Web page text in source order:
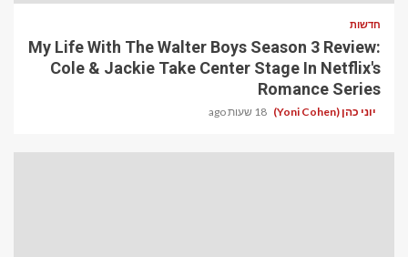
חדשות
My Life With The Walter Boys Season 3 Review:
Cole & Jackie Take Center Stage In Netflix's
Romance Series
יוני כהן (Yoni Cohen) 18 שעות ago